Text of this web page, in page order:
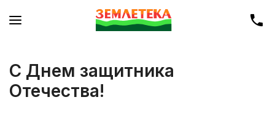
С Днем защитника
Отечества!